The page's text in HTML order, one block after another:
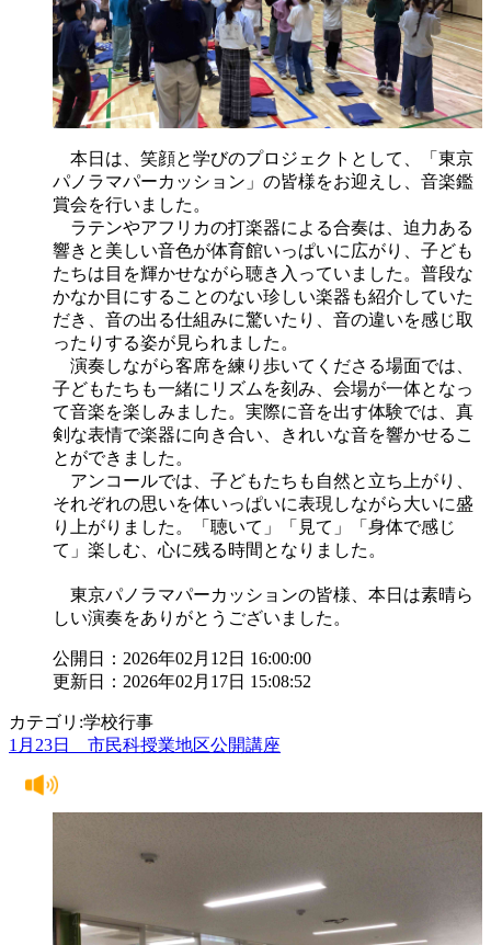
本日は、笑顔と学びのプロジェクトとして、「東京
パノラマパーカッション」の皆様をお迎えし、音楽鑑
賞会を行いました。
ラテンやアフリカの打楽器による合奏は、迫力ある
響きと美しい音色が体育館いっぱいに広がり、子ども
たちは目を輝かせながら聴き入っていました。普段な
かなか目にすることのない珍しい楽器も紹介していた
だき、音の出る仕組みに驚いたり、音の違いを感じ取
ったりする姿が見られました。
演奏しながら客席を練り歩いてくださる場面では、
子どもたちも一緒にリズムを刻み、会場が一体となっ
て音楽を楽しみました。実際に音を出す体験では、真
剣な表情で楽器に向き合い、きれいな音を響かせるこ
とができました。
アンコールでは、子どもたちも自然と立ち上がり、
それぞれの思いを体いっぱいに表現しながら大いに盛
り上がりました。「聴いて」「見て」「身体で感じ
て」楽しむ、心に残る時間となりました。
東京パノラマパーカッションの皆様、本日は素晴ら
しい演奏をありがとうございました。
公開日：2026年02月12日 16:00:00
更新日：2026年02月17日 15:08:52
カテゴリ:学校行事
1月23日 市民科授業地区公開講座